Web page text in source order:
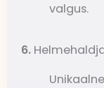
valgus.
6.